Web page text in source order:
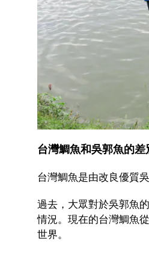
台灣鯛魚和吳郭魚的差
台灣鯛魚是由改良優質
過去，大眾對於吳郭魚
情況。現在的台灣鯛魚
世界。